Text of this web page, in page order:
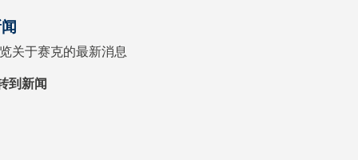
关于赛克的最新消息
到新闻